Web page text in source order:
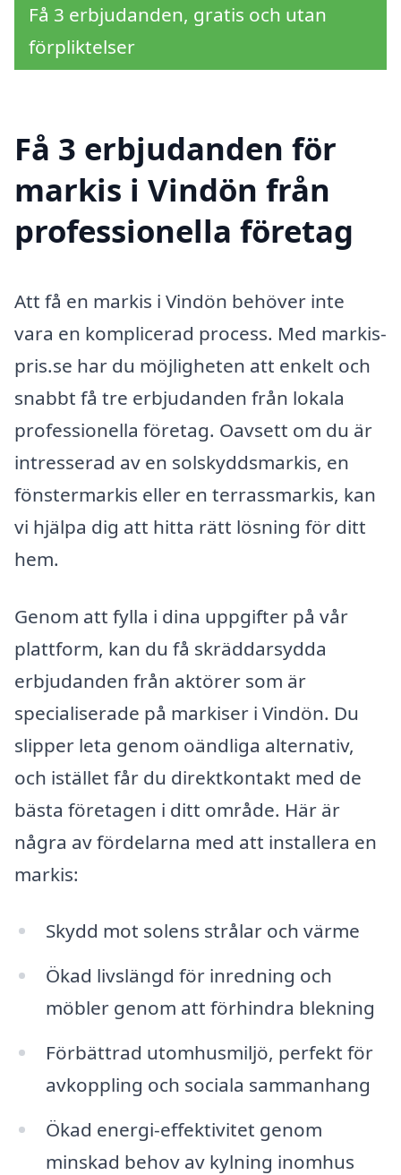
Få 3 erbjudanden, gratis och utan
förpliktelser
Få 3 erbjudanden för
markis i Vindön från
professionella företag
Att få en markis i Vindön behöver inte
vara en komplicerad process. Med markis-
pris.se har du möjligheten att enkelt och
snabbt få tre erbjudanden från lokala
professionella företag. Oavsett om du är
intresserad av en solskyddsmarkis, en
fönstermarkis eller en terrassmarkis, kan
vi hjälpa dig att hitta rätt lösning för ditt
hem.
Genom att fylla i dina uppgifter på vår
plattform, kan du få skräddarsydda
erbjudanden från aktörer som är
specialiserade på markiser i Vindön. Du
slipper leta genom oändliga alternativ,
och istället får du direktkontakt med de
bästa företagen i ditt område. Här är
några av fördelarna med att installera en
markis:
Skydd mot solens strålar och värme
Ökad livslängd för inredning och
möbler genom att förhindra blekning
Förbättrad utomhusmiljö, perfekt för
avkoppling och sociala sammanhang
Ökad energi-effektivitet genom
minskad behov av kylning inomhus